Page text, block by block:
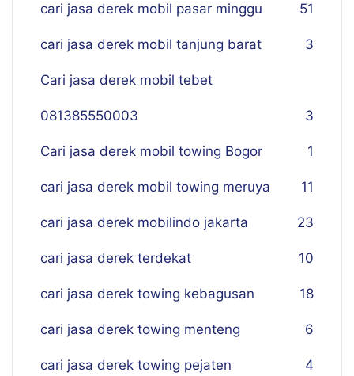
cari jasa derek mobil pasar minggu 51
cari jasa derek mobil tanjung barat 3
Cari jasa derek mobil tebet
081385550003 3
Cari jasa derek mobil towing Bogor 1
cari jasa derek mobil towing meruya 11
cari jasa derek mobilindo jakarta 23
cari jasa derek terdekat 10
cari jasa derek towing kebagusan 18
cari jasa derek towing menteng 6
cari jasa derek towing pejaten 4